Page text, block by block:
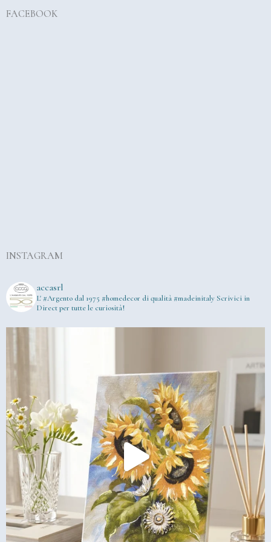
FACEBOOK
INSTAGRAM
accasrl
L' #Argento dal 1975 #homedecor di qualità #madeinitaly Scrivici in
Direct per tutte le curiosità!